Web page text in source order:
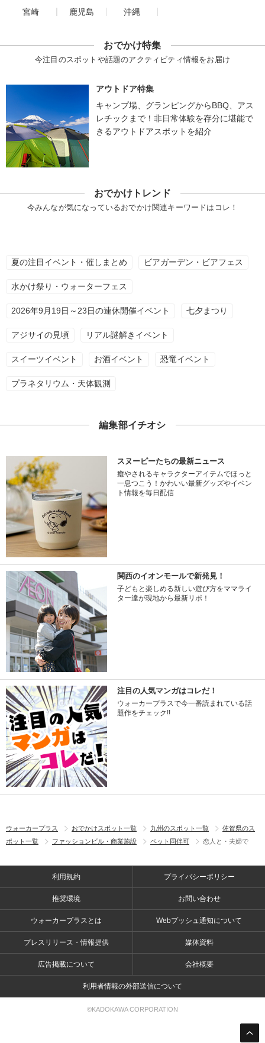
宮崎
鹿児島 沖縄
おでかけ特集
今注目のスポットや話題のアクティビティ情報をお届け
アウトドア特集
キャンプ場、グランピングからBBQ、アス
レチックまで！非日常体験を存分に堪能で
きるアウトドアスポットを紹介
おでかけトレンド
今みんなが気になっているおでかけ関連キーワードはコレ！
夏の注目イベント・催しまとめ ビアガーデン・ビアフェス
水かけ祭り・ウォーターフェス
2026年9月19日～23日の連休開催イベント 七夕まつり
アジサイの見頃 リアル謎解きイベント
スイーツイベント お酒イベント 恐竜イベント
プラネタリウム・天体観測
編集部イチオシ
スヌーピーたちの最新ニュース
癒やされるキャラクターアイテムでほっと
一息つこう！かわいい最新グッズやイベン
ト情報を毎日配信
関西のイオンモールで新発見！
子どもと楽しめる新しい遊び方をママライ
ター達が現地から最新リポ！
注目の人気マンガはコレだ！
ウォーカープラスで今一番読まれている話
題作をチェック!!
ウォーカープラス おでかけスポット一覧 九州のスポット一覧
佐賀県のス
ポット一覧
ファッションビル・商業施設 ペット同伴可 恋人と・夫婦で
利用規約 プライバシーポリシー
推奨環境 お問い合わせ
ウォーカープラスとは Webプッシュ通知について
プレスリリース・情報提供 媒体資料
広告掲載について 会社概要
利用者情報の外部送信について
©KADOKAWA CORPORATION